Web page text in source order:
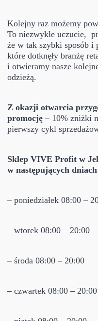
Kolejny raz możemy
To niezwykłe uczucie,
że w tak szybki sposób i
które dotknęły branżę
i otwieramy nasze
odzieżą.
Z okazji otwarcia
promocję – 10% zniżki
pierwszy cykl
Sklep VIVE Profit w
w następujących
– poniedziałek 08:00 –
– wtorek 08:00 – 20:00
– środa 08:00 – 20:00
– czwartek 08:00 – 20:00